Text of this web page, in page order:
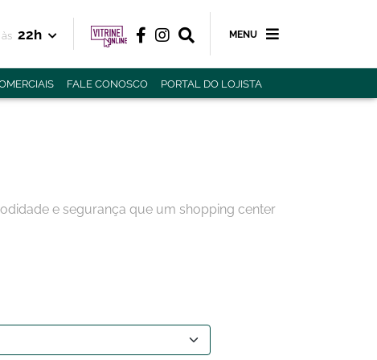
às 22h MENU
FALE CONOSCO PORTAL DO LOJISTA
e segurança que um shopping center